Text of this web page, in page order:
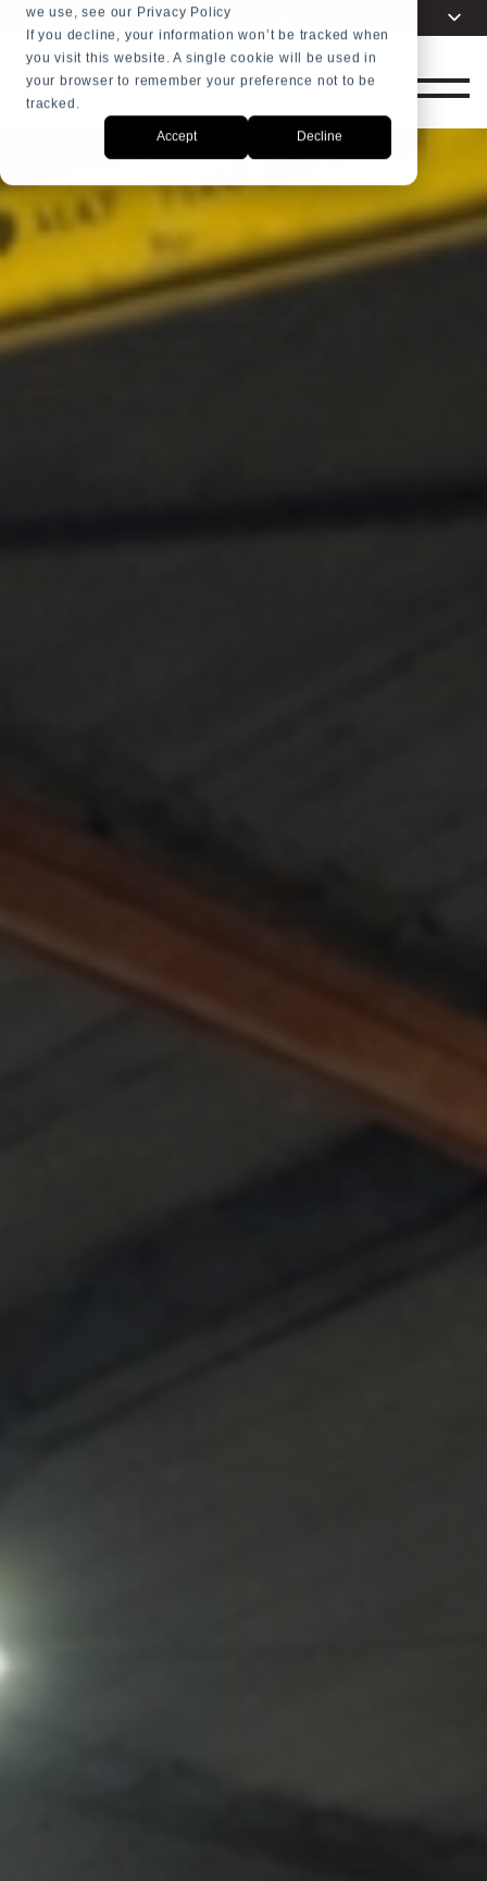
we use, see our Privacy Policy
If you decline, your information won’t be tracked when
you visit this website. A single cookie will be used in
your browser to remember your preference not to be
tracked.
Accept Decline
+31 23 5278282 Dilinizi seçin
English
Spanish
Russian
Portuguese
MAĞAZA